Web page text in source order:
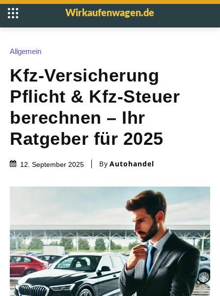
Wirkaufenwagen.de
Allgemein
Kfz-Versicherung
Pflicht & Kfz-Steuer
berechnen – Ihr
Ratgeber für 2025
12. September 2025 By Autohandel